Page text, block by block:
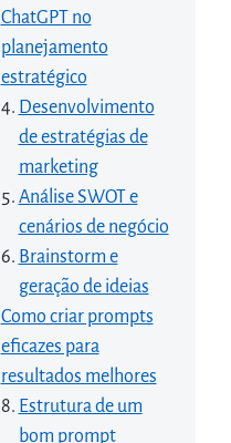
ChatGPT no
planejamento
estratégico
Desenvolvimento
de estratégias de
marketing
Análise SWOT e
cenários de negócio
Brainstorm e
geração de ideias
Como criar prompts
eficazes para
resultados melhores
Estrutura de um
bom prompt